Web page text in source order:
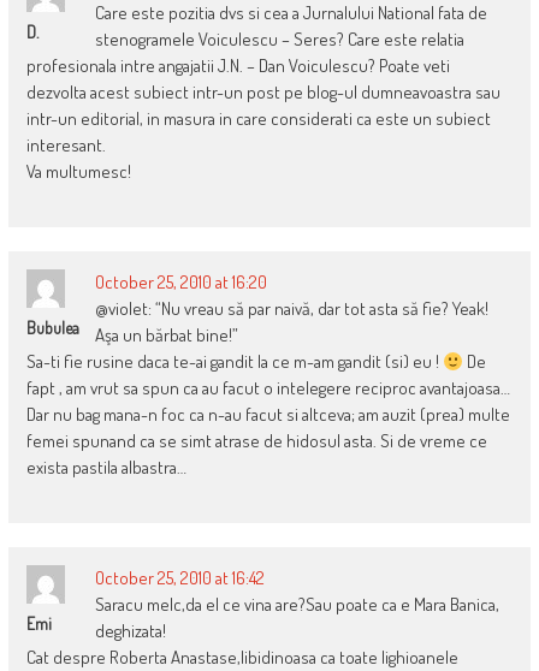
D.
Care este pozitia dvs si cea a Jurnalului National fata de
stenogramele Voiculescu – Seres? Care este relatia
profesionala intre angajatii J.N. – Dan Voiculescu? Poate veti
dezvolta acest subiect intr-un post pe blog-ul dumneavoastra sau
intr-un editorial, in masura in care considerati ca este un subiect
interesant.
Va multumesc!
Bubulea
October 25, 2010 at 16:20
@violet: “Nu vreau să par naivă, dar tot asta să fie? Yeak!
Aşa un bărbat bine!”
Sa-ti fie rusine daca te-ai gandit la ce m-am gandit (si) eu !
De
fapt , am vrut sa spun ca au facut o intelegere reciproc avantajoasa…
Dar nu bag mana-n foc ca n-au facut si altceva; am auzit (prea) multe
femei spunand ca se simt atrase de hidosul asta. Si de vreme ce
exista pastila albastra…
Emi
October 25, 2010 at 16:42
Saracu melc,da el ce vina are?Sau poate ca e Mara Banica,
deghizata!
Cat despre Roberta Anastase,libidinoasa ca toate lighioanele